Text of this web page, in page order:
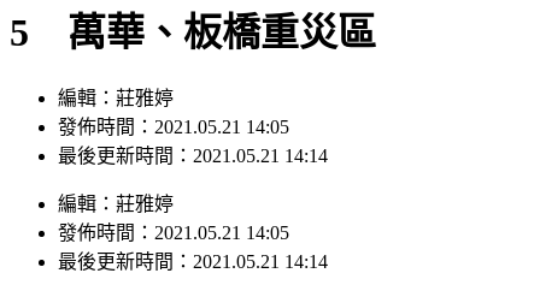
5 萬華、板橋重災區
編輯：莊雅婷
發佈時間：2021.05.21 14:05
最後更新時間：2021.05.21 14:14
編輯 ： 莊雅婷
發佈時間： 2021.05.21 14:05
最後更新時間： 2021.05.21 14:14